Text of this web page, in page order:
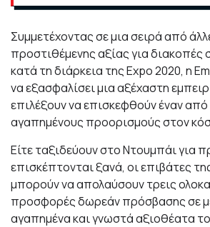
Συμμετέχοντας σε μια σειρά από
προστιθέμενης αξίας για διακοπές
κατά τη διάρκεια της Expo 2020, η
να εξασφαλίσει μια αξέχαστη
επιλέξουν να επισκεφθούν έναν
αγαπημένους προορισμούς στον
Είτε ταξιδεύουν στο Ντουμπάι για
επισκέπτονται ξανά, οι επιβάτες
μπορούν να απολαύσουν τρεις
προσφορές δωρεάν πρόσβασης σε
αγαπημένα και γνωστά αξιοθέατα